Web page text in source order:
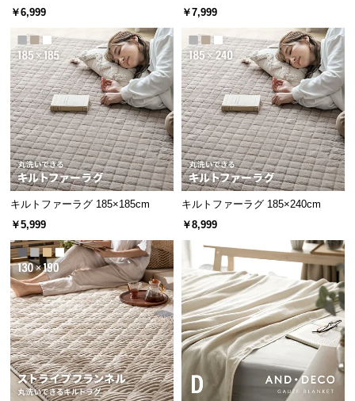
中
型
商
品
の
配
送
に
つ
い
て
小
型
商
品
の
配
送
に
つ
00cm コットン100%
￥6,999
￥7,999
キルトファーラグ 185×185cm
￥5,999
キルトファーラグ 185×240cm
￥8,999